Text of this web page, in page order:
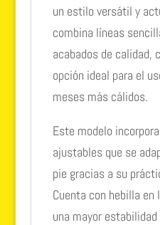
un estilo versátil y
combina líneas
acabados de calidad,
opción ideal para el
meses más cálidos.
Este modelo
ajustables que se
pie gracias a su
Cuenta con hebilla
una mayor